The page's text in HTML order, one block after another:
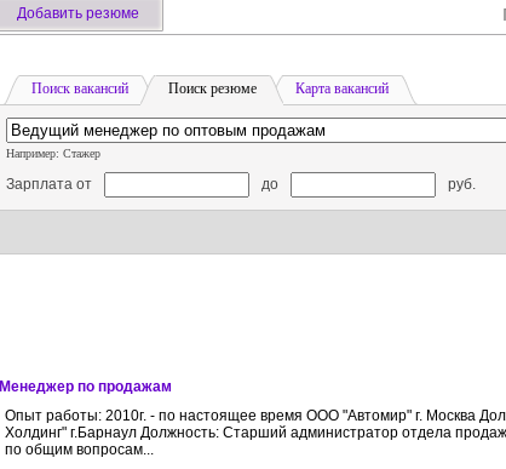
Добавить резюме
Поиск вакансий Поиск резюме Карта вакансий
Например: Стажер
Зарплата от до руб.
Менеджер по продажам
Опыт работы: 2010г. - по настоящее время ООО "Автомир" г. Москва
Холдинг" г.Барнаул Должность: Старший администратор отдела
по общим вопросам...